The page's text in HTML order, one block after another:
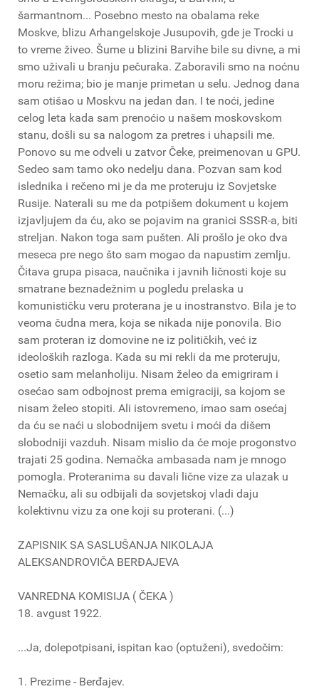
šarmantnom... Posebno mesto na obalama reke
Moskve, blizu Arhangelskoje Jusupovih, gde je Trocki u
to vreme živeo. Šume u blizini Barvihe bile su divne, a mi
smo uživali u branju pečuraka. Zaboravili smo na noćnu
moru režima; bio je manje primetan u selu. Jednog dana
sam otišao u Moskvu na jedan dan. I te noći, jedine
celog leta kada sam prenoćio u našem moskovskom
stanu, došli su sa nalogom za pretres i uhapsili me.
Ponovo su me odveli u zatvor Čeke, preimenovan u GPU.
Sedeo sam tamo oko nedelju dana. Pozvan sam kod
islednika i rečeno mi je da me proteruju iz Sovjetske
Rusije. Naterali su me da potpišem dokument u kojem
izjavljujem da ću, ako se pojavim na granici SSSR-a, biti
streljan. Nakon toga sam pušten. Ali prošlo je oko dva
meseca pre nego što sam mogao da napustim zemlju.
Čitava grupa pisaca, naučnika i javnih ličnosti koje su
smatrane beznadežnim u pogledu prelaska u
komunističku veru proterana je u inostranstvo. Bila je to
veoma čudna mera, koja se nikada nije ponovila. Bio
sam proteran iz domovine ne iz političkih, već iz
ideoloških razloga. Kada su mi rekli da me proteruju,
osetio sam melanholiju. Nisam želeo da emigriram i
osećao sam odbojnost prema emigraciji, sa kojom se
nisam želeo stopiti. Ali istovremeno, imao sam osećaj
da ću se naći u slobodnijem svetu i moći da dišem
slobodniji vazduh. Nisam mislio da će moje progonstvo
trajati 25 godina. Nemačka ambasada nam je mnogo
pomogla. Proteranima su davali lične vize za ulazak u
Nemačku, ali su odbijali da sovjetskoj vladi daju
kolektivnu vizu za one koji su proterani. (...)
ZAPISNIK SA SASLUŠANJA NIKOLAJA
ALEKSANDROVIČA BERĐAJEVA
VANREDNA KOMISIJA ( ČEKA )
18. avgust 1922.
...Ja, dolepotpisani, ispitan kao (optuženi), svedočim:
1. Prezime - Berđajev.